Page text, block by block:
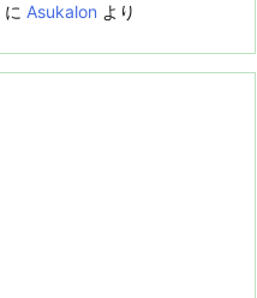
に Asukalon より